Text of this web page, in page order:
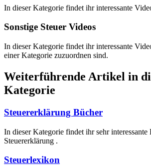
In dieser Kategorie findet ihr interessante
Sonstige Steuer Videos
In dieser Kategorie findet ihr interessante
einer Kategorie zuzuordnen sind.
Weiterführende Artikel in
Kategorie
Steuererklärung Bücher
In dieser Kategorie findet ihr sehr interessante
Steuererklärung .
Steuerlexikon